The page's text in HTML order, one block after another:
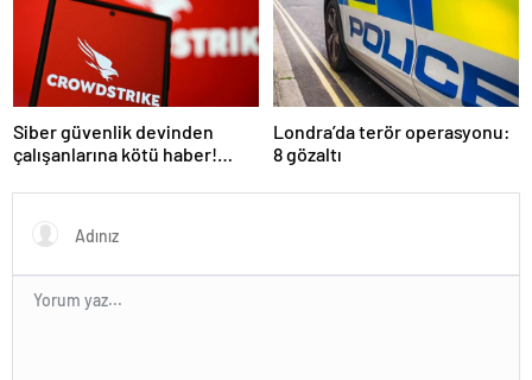
Siber güvenlik devinden
çalışanlarına kötü haber!
Londra’da terör operasyonu:
8 gözaltı